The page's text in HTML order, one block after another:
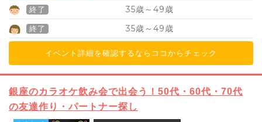
終了 35歳～ 49歳
終了 35歳～ 49歳
イベント詳細を確認するならココからチェック
銀座のカラオケ飲み会で出会う！50代・60代・70代
の友達作り・パートナー探し